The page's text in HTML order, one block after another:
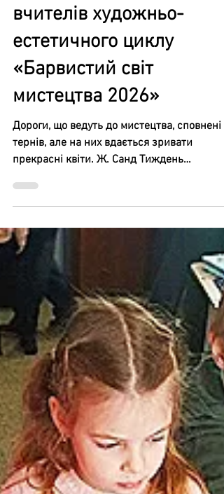
Методична робота
Тиждень
педмайстерності
вчителів художньо-
естетичного циклу
«Барвистий світ
мистецтва 2026»
Дороги, що ведуть до мистецтва, сповнені
тернів, але на них вдається зривати
прекрасні квіти. Ж. Санд Тиждень
мистецтва в школі став чудовою
для учнів дізнатися більше про мистецтво,
активізувати інтерес до предметів
художньо-естетичного циклу, розширити
культурний кругозір та мотивувати на
прояви власної творчості. З 6 по 14 квітня у
Білоцерківській гімназії-початковій школі
7 імені генерал-полковника Геннадія
Воробйова Білоцерківської міської ради
Київської обл